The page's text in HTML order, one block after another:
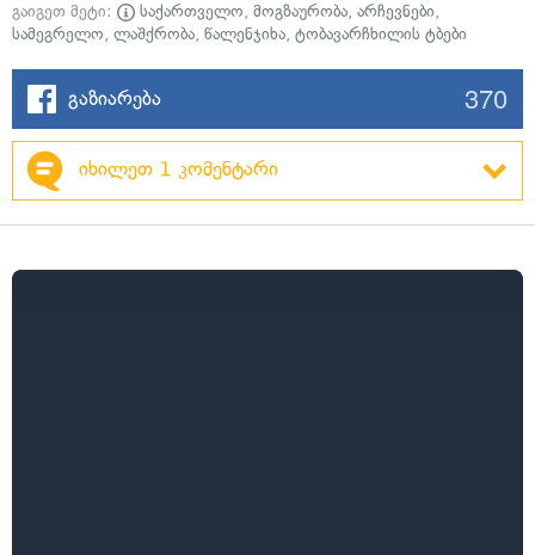
გაიგეთ მეტი: საქართველო, მოგზაურობა, არჩევნები,
სამეგრელო, ლაშქრობა, წალენჯიხა, ტობავარჩხილის ტბები
გაზიარება 370
იხილეთ 1 კომენტარი